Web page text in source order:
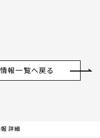
報一覧へ戻る
詳細